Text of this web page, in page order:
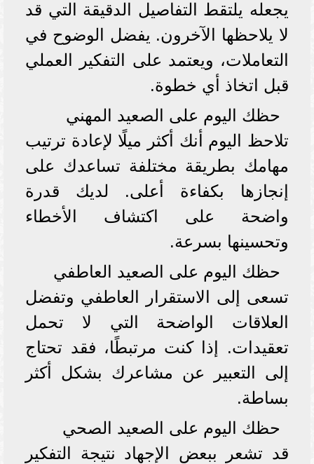
يجعله يلتقط التفاصيل الدقيقة التي قد
لا يلاحظها الآخرون. يفضل الوضوح في
التعاملات، ويعتمد على التفكير العملي
قبل اتخاذ أي خطوة.
حظك اليوم على الصعيد المهني
تلاحظ اليوم أنك أكثر ميلًا لإعادة ترتيب
مهامك بطريقة مختلفة تساعدك على
إنجازها بكفاءة أعلى. لديك قدرة
واضحة على اكتشاف الأخطاء
وتحسينها بسرعة.
حظك اليوم على الصعيد العاطفي
تسعى إلى الاستقرار العاطفي وتفضل
العلاقات الواضحة التي لا تحمل
تعقيدات. إذا كنت مرتبطًا، فقد تحتاج
إلى التعبير عن مشاعرك بشكل أكثر
بساطة.
حظك اليوم على الصعيد الصحي
قد تشعر ببعض الإجهاد نتيجة التفكير